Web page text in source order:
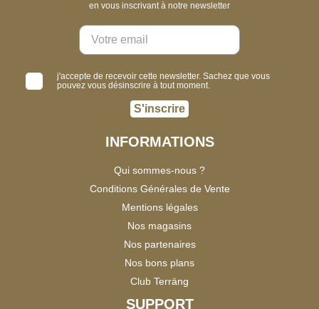
en vous inscrivant à notre newsletter
j'accepte de recevoir cette newsletter. Sachez que vous
pouvez vous désinscrire à tout moment.
S'inscrire
INFORMATIONS
Qui sommes-nous ?
Conditions Générales de Vente
Mentions légales
Nos magasins
Nos partenaires
Nos bons plans
Club Terräng
SUPPORT